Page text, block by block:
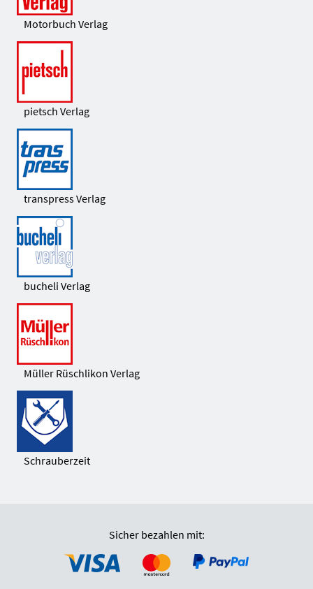
Motorbuch Verlag
pietsch Verlag
transpress Verlag
bucheli Verlag
Müller Rüschlikon Verlag
Schrauberzeit
Sicher bezahlen mit: